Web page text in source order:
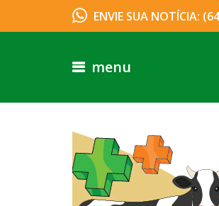
ENVIE SUA NOTÍCIA:
menu